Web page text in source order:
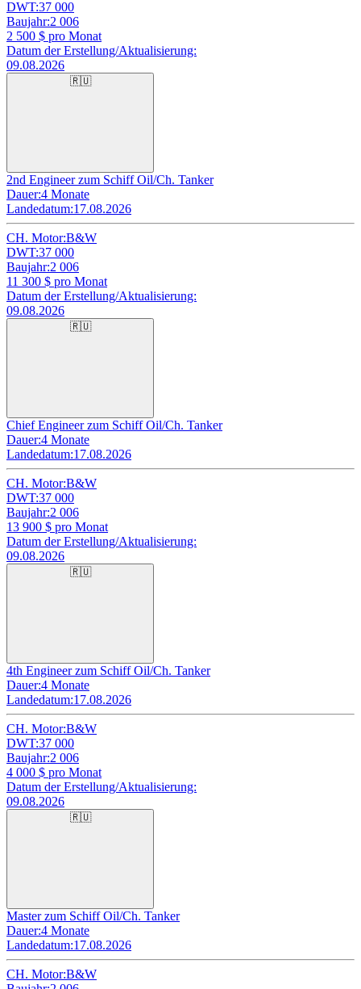
DWT:37 000
Baujahr:2 006
2 500 $ pro Monat
Datum der Erstellung/Aktualisierung:
09.08.2026
🇷🇺
2nd Engineer zum Schiff Oil/Ch. Tanker
Dauer:4 Monate
Landedatum:17.08.2026
CH. Motor:B&W
DWT:37 000
Baujahr:2 006
11 300 $ pro Monat
Datum der Erstellung/Aktualisierung:
09.08.2026
🇷🇺
Chief Engineer zum Schiff Oil/Ch. Tanker
Dauer:4 Monate
Landedatum:17.08.2026
CH. Motor:B&W
DWT:37 000
Baujahr:2 006
13 900 $ pro Monat
Datum der Erstellung/Aktualisierung:
09.08.2026
🇷🇺
4th Engineer zum Schiff Oil/Ch. Tanker
Dauer:4 Monate
Landedatum:17.08.2026
CH. Motor:B&W
DWT:37 000
Baujahr:2 006
4 000 $ pro Monat
Datum der Erstellung/Aktualisierung:
09.08.2026
🇷🇺
Master zum Schiff Oil/Ch. Tanker
Dauer:4 Monate
Landedatum:17.08.2026
CH. Motor:B&W